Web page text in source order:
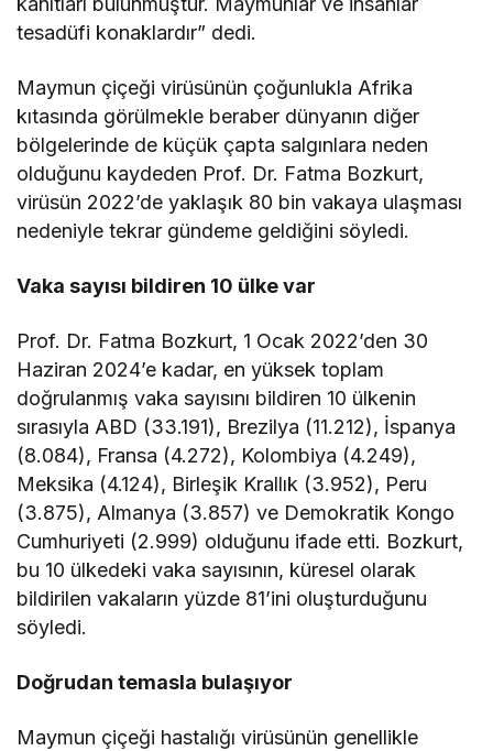
tesadüfi konaklardır” dedi.
Maymun çiçeği virüsünün çoğunlukla Afrika
kıtasında görülmekle beraber dünyanın diğer
bölgelerinde de küçük çapta salgınlara neden
olduğunu kaydeden Prof. Dr. Fatma Bozkurt,
virüsün 2022’de yaklaşık 80 bin vakaya ulaşması
nedeniyle tekrar gündeme geldiğini söyledi.
Vaka sayısı bildiren 10 ülke var
Prof. Dr. Fatma Bozkurt, 1 Ocak 2022’den 30
Haziran 2024’e kadar, en yüksek toplam
doğrulanmış vaka sayısını bildiren 10 ülkenin
sırasıyla ABD (33.191), Brezilya (11.212), İspanya
(8.084), Fransa (4.272), Kolombiya (4.249),
Meksika (4.124), Birleşik Krallık (3.952), Peru
(3.875), Almanya (3.857) ve Demokratik Kongo
Cumhuriyeti (2.999) olduğunu ifade etti. Bozkurt,
bu 10 ülkedeki vaka sayısının, küresel olarak
bildirilen vakaların yüzde 81’ini oluşturduğunu
söyledi.
Doğrudan temasla bulaşıyor
Maymun çiçeği hastalığı virüsünün genellikle